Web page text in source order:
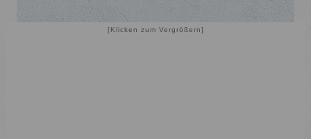
[Klicken zum Vergrößern]